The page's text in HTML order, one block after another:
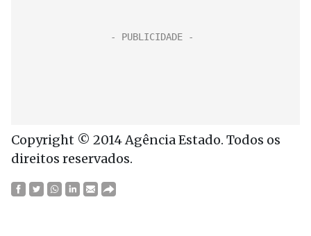
Copyright © 2014 Agência Estado. Todos os
direitos reservados.